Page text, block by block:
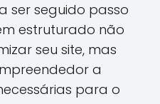
ser seguido passo
estruturado não
seu site, mas
a
para o